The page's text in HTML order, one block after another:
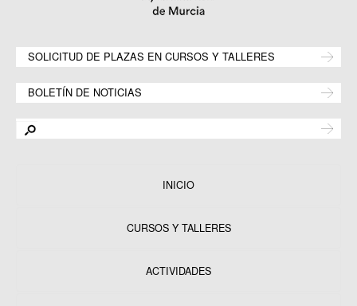
SOLICITUD DE PLAZAS EN CURSOS Y TALLERES
BOLETÍN DE NOTICIAS
INICIO
CURSOS Y TALLERES
ACTIVIDADES